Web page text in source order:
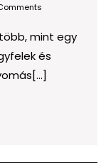
mint egy
és